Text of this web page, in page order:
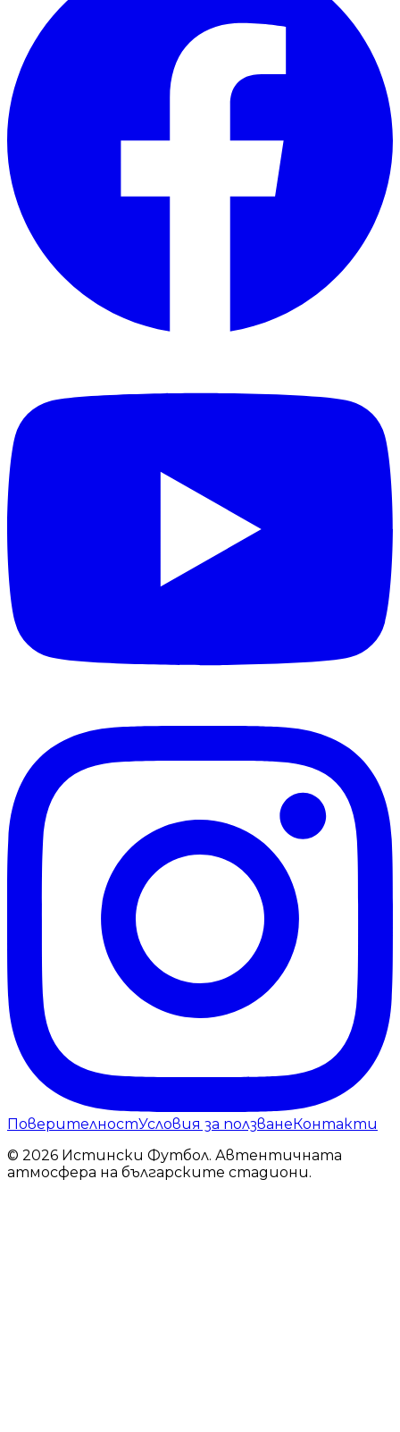
ПоверителностУсловия за ползванеКонтакти
© 2026 Истински Футбол. Автентичната
атмосфера на българските стадиони.